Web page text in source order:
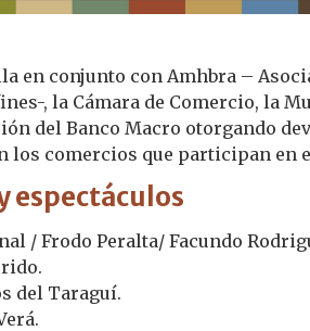
en conjunto con Amhbra –
, la Cámara de Comercio, la
del Banco Macro otorgando
los comercios que participan en
espectáculos
/ Frodo Peralta/ Facundo
del Taraguí.